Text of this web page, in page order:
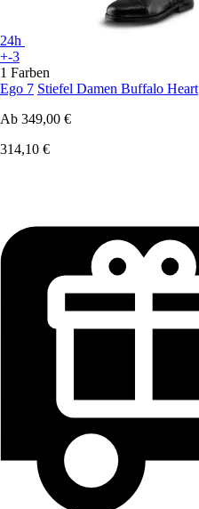
24h
+-3
1 Farben
Ego 7 Stiefel Damen Buffalo Heart
Ab 349,00 €
314,10 €